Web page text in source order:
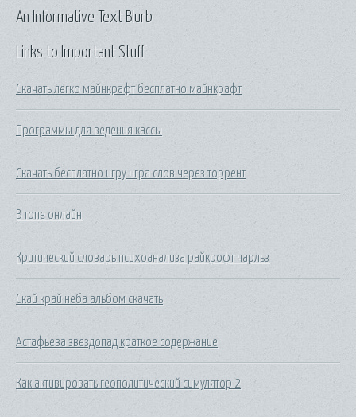
Links to Important Stuff
Скачать легко майнкрафт бесплатно майнкрафт
Программы для ведения кассы
Скачать бесплатно игру игра слов через торрент
В топе онлайн
Критический словарь психоанализа райкрофт чарльз
Скай край неба альбом скачать
Астафьева звездопад краткое содержание
Как активировать геополитический симулятор 2
An Informative Text Blurb